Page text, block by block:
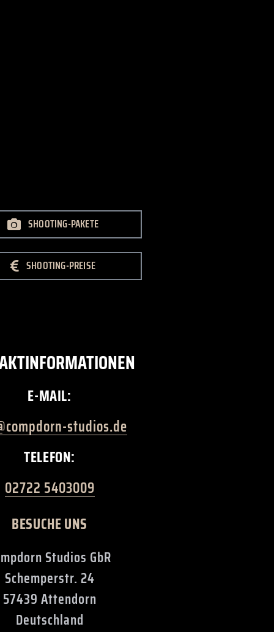
SHOOTING-PAKETE
SHOOTING-PREISE
E-MAIL:
studios.de
TELEFON:
02722 5403009
BESUCHE UNS
Studios GbR
Schemperstr. 24
57439 Attendorn
Deutschland